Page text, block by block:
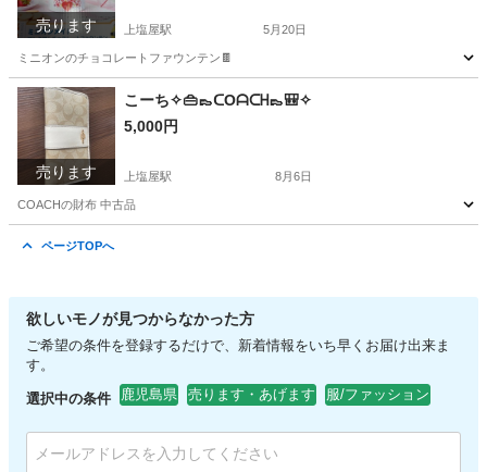
売ります 上塩屋駅 5月20日
ミニオンのチョコレートファウンテン🍫
鹿児島 鹿児島市 上塩屋駅 キッチン家電
チョコレートファウンテン
売ります
こーち✧👜👞ᑕOᗩᑕᕼ👞🎒✧
5,000円
上塩屋駅 8月6日
COACHの財布 中古品
ページTOPへ
欲しいモノが見つからなかった方
ご希望の条件を登録するだけで、新着情報をいち早くお届け出来ま
す。
選択中の条件 鹿児島県 売ります・あげます 服/ファッション